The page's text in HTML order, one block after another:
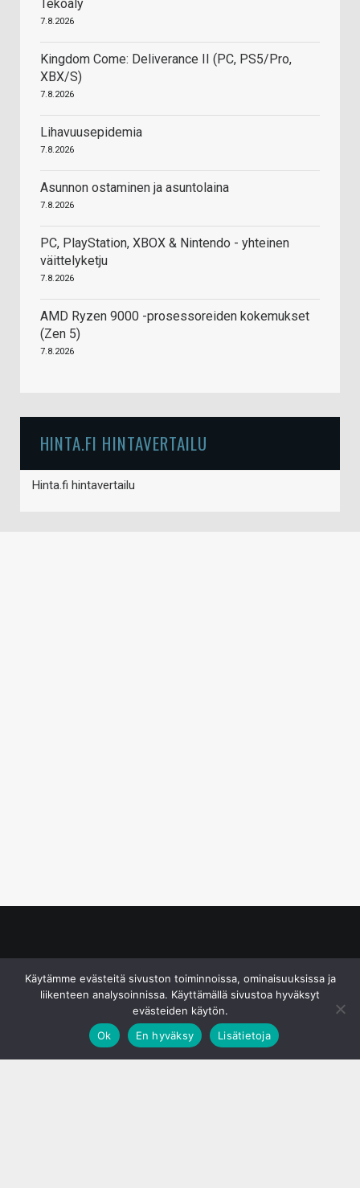
Tekoäly
7.8.2026
Kingdom Come: Deliverance II (PC, PS5/Pro,
XBX/S)
7.8.2026
Lihavuusepidemia
7.8.2026
Asunnon ostaminen ja asuntolaina
7.8.2026
PC, PlayStation, XBOX & Nintendo - yhteinen
väittelyketju
7.8.2026
AMD Ryzen 9000 -prosessoreiden kokemukset
(Zen 5)
7.8.2026
HINTA.FI HINTAVERTAILU
Hinta.fi hintavertailu
Käytämme evästeitä sivuston toiminnoissa, ominaisuuksissa ja
liikenteen analysoinnissa. Käyttämällä sivustoa hyväksyt
evästeiden käytön.
Ok
En hyväksy Lisätietoja